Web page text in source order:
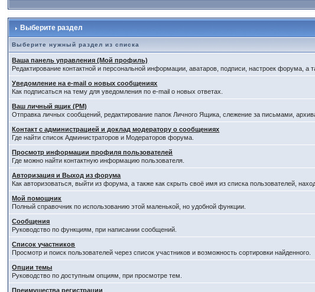
Выберите раздел
Выберите нужный раздел из списка
Ваша панель управления (Мой профиль)
Редактирование контактной и персональной информации, аватаров, подписи, настроек форума, а
Уведомление на e-mail о новых сообщениях
Как подписаться на тему для уведомления по e-mail о новых ответах.
Ваш личный ящик (PM)
Отправка личных сообщений, редактирование папок Личного Ящика, слежение за письмами,
Контакт с администрацией и доклад модератору о сообщениях
Где найти список Администраторов и Модераторов форума.
Просмотр информации профиля пользователей
Где можно найти контактную информацию пользователя.
Авторизация и Выход из форума
Как авторизоваться, выйти из форума, а также как скрыть своё имя из списка пользователей,
Мой помощник
Полный справочник по использованию этой маленькой, но удобной функции.
Сообщения
Руководство по функциям, при написании сообщений.
Список участников
Просмотр и поиск пользователей через список участников и возможность сортировки найденного.
Опции темы
Руководство по доступным опциям, при просмотре тем.
Преимущества регистрации